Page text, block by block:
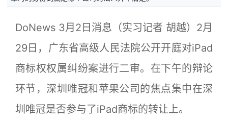
DoNews 3月2日消息（实习记者 胡越）2月
29日，广东省高级人民法院公开开庭对iPad
商标权权属纠纷案进行二审。在下午的辩论
环节，深圳唯冠和苹果公司的焦点集中在深
圳唯冠是否参与了iPad商标的转让上。